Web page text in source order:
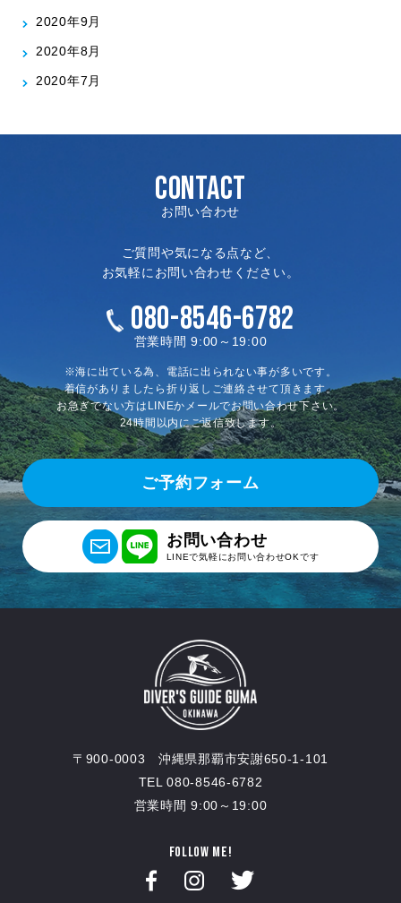
2020年9月
2020年8月
2020年7月
CONTACT
お問い合わせ
ご質問や気になる点など、
お気軽にお問い合わせください。
080-8546-6782
営業時間 9:00～19:00
※海に出ている為、電話に出られない事が多いです。
着信がありましたら折り返しご連絡させて頂きます。
お急ぎでない方はLINEかメールでお問い合わせ下さい。
24時間以内にご返信致します。
ご予約フォーム
お問い合わせ
LINEで気軽にお問い合わせOKです
〒900-0003 沖縄県那覇市安謝650-1-101
TEL 080-8546-6782
営業時間 9:00～19:00
FOLLOW ME!